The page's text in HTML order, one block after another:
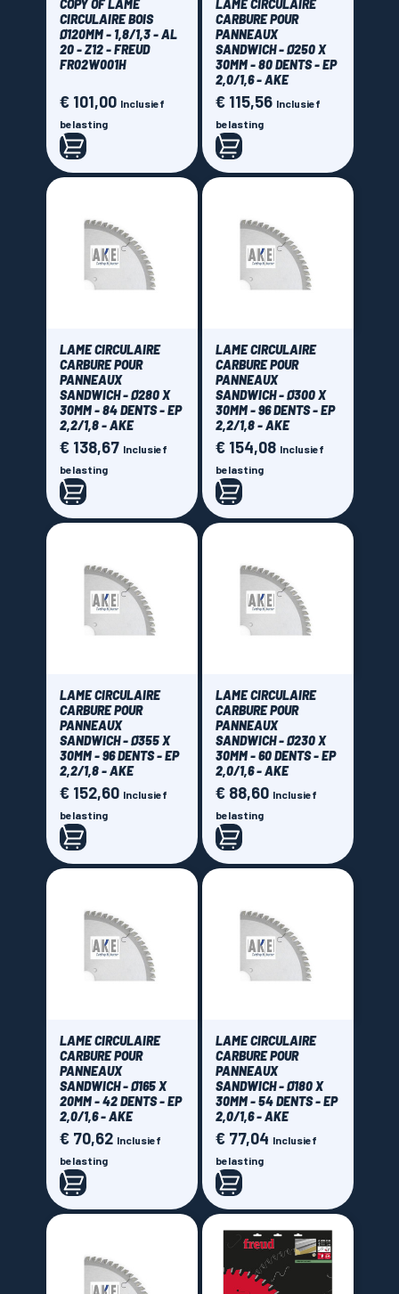
COPY OF LAME
CIRCULAIRE BOIS
Ø120MM - 1,8/1,3 - AL
20 - Z12 - FREUD
FR02W001H
Prijs
€ 101,00 Inclusief
belasting
LAME CIRCULAIRE
CARBURE POUR
PANNEAUX
SANDWICH - Ø250 X
30MM - 80 DENTS - EP
2,0/1,6 - AKE
Prijs
€ 115,56 Inclusief
belasting
LAME CIRCULAIRE
CARBURE POUR
PANNEAUX
SANDWICH - Ø280 X
30MM - 84 DENTS - EP
2,2/1,8 - AKE
Prijs
€ 138,67 Inclusief
belasting
LAME CIRCULAIRE
CARBURE POUR
PANNEAUX
SANDWICH - Ø300 X
30MM - 96 DENTS - EP
2,2/1,8 - AKE
Prijs
€ 154,08 Inclusief
belasting
LAME CIRCULAIRE
CARBURE POUR
PANNEAUX
SANDWICH - Ø355 X
30MM - 96 DENTS - EP
2,2/1,8 - AKE
Prijs
€ 152,60 Inclusief
belasting
LAME CIRCULAIRE
CARBURE POUR
PANNEAUX
SANDWICH - Ø230 X
30MM - 60 DENTS - EP
2,0/1,6 - AKE
Prijs
€ 88,60 Inclusief
belasting
LAME CIRCULAIRE
CARBURE POUR
PANNEAUX
SANDWICH - Ø165 X
20MM - 42 DENTS - EP
2,0/1,6 - AKE
Prijs
€ 70,62 Inclusief
belasting
LAME CIRCULAIRE
CARBURE POUR
PANNEAUX
SANDWICH - Ø180 X
30MM - 54 DENTS - EP
2,0/1,6 - AKE
Prijs
€ 77,04 Inclusief
belasting